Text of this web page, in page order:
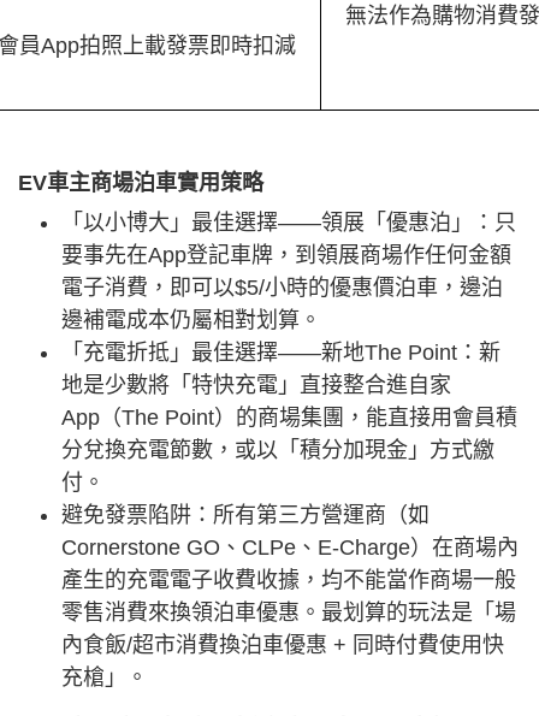
員App拍照上載發票即時扣減
無法作為購物消費
EV車主商場泊車實用策略
「以小博大」最佳選擇——領展「優惠泊」：只
要事先在App登記車牌，到領展商場作任何金額
電子消費，即可以$5/小時的優惠價泊車，邊泊
邊補電成本仍屬相對划算。
「充電折抵」最佳選擇——新地The Point：新
地是少數將「特快充電」直接整合進自家
App（The Point）的商場集團，能直接用會員積
分兌換充電節數，或以「積分加現金」方式繳
付。
避免發票陷阱：所有第三方營運商（如
Cornerstone GO、CLPe、E-Charge）在商場內
產生的充電電子收費收據，均不能當作商場一般
零售消費來換領泊車優惠。最划算的玩法是「場
內食飯/超市消費換泊車優惠 + 同時付費使用快
充槍」。